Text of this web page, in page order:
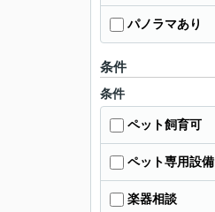
パノラマあり
条件
条件
ペット飼育可
ペット専用設備
楽器相談